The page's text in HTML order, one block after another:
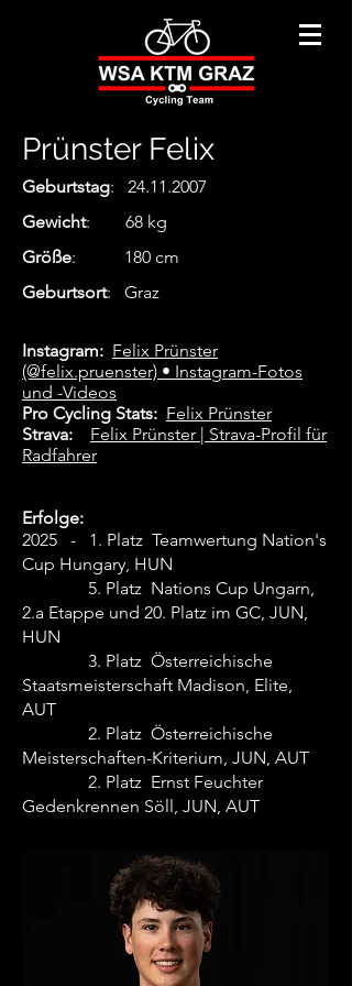
Prünster Felix
Geburtstag: 24.11.2007
Gewicht: 68 kg
Größe: 180 cm
Geburtsort: Graz
Instagram: Felix Prünster
(@felix.pruenster) • Instagram-Fotos
und -Videos
Pro Cycling Stats: Felix Prünster
Strava: Felix Prünster | Strava-Profil für
Radfahrer
Erfolge:
2025 - 1. Platz Teamwertung Nation's
Cup Hungary, HUN
5. Platz Nations Cup Ungarn,
2.a Etappe und 20. Platz im GC, JUN,
HUN
3. Platz Österreichische
Staatsmeisterschaft Madison, Elite,
AUT
2. Platz Österreichische
Meisterschaften-Kriterium, JUN, AUT
2. Platz Ernst Feuchter
Gedenkrennen Söll, JUN, AUT